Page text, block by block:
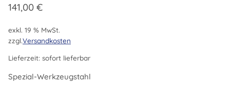
141,00 €
exkl. 19 % MwSt.
zzgl.Versandkosten
Lieferzeit: sofort lieferbar
Spezial-Werkzeugstahl